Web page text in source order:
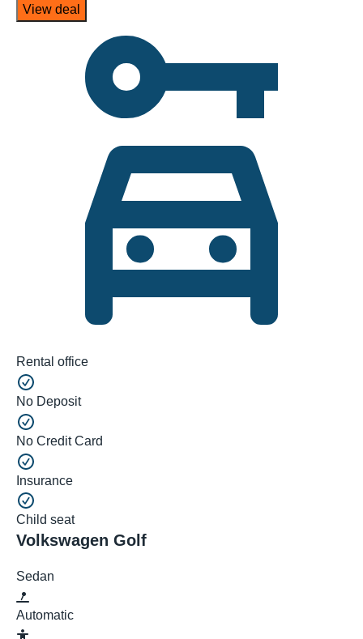
View deal
Rental office
No Deposit
No Credit Card
Insurance
Child seat
Volkswagen Golf
Sedan
Automatic